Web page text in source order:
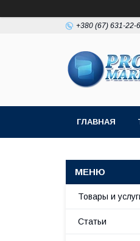
+380 (67) 631-22-
ГЛАВНАЯ
Товары и
Статьи